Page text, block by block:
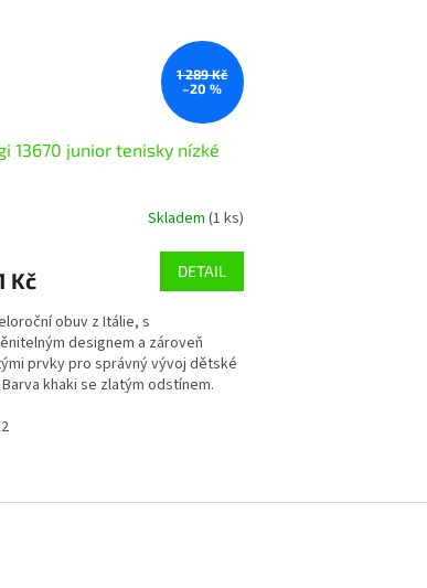
1 289 Kč
–20 %
13670 junior tenisky nízké
Skladem (1 ks)
Kč DETAIL
obuv z Itálie, s
designem a zároveň
prvky pro správný vývoj dětské
khaki se zlatým odstínem.
v